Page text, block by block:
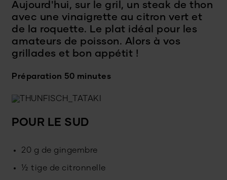
Aujourd'hui, sur le gril, un steak de thon
avec une vinaigrette au citron vert et
de la roquette. Le plat idéal pour les
amateurs de poisson. Alors à vos
grillades et bon appétit !
Préparation 50 minutes
POUR LE SUD
20 g de gingembre
½ tige de citronnelle